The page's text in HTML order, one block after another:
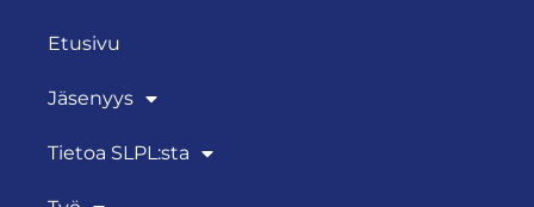
Etusivu
Jäsenyys
Tietoa SLPL:sta